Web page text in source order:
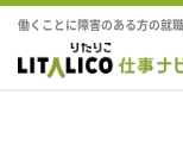
働くことに障害のある方の就